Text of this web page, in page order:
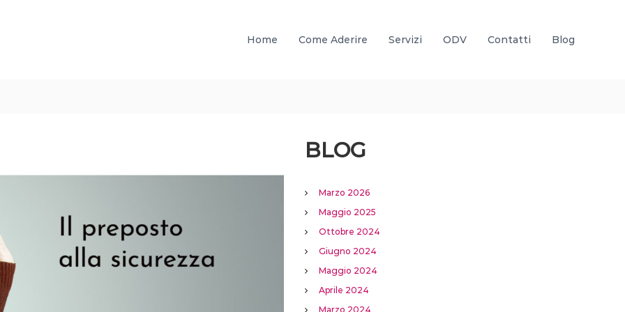
Home Come Aderire Servizi ODV Contatti Blog
BLOG
Marzo 2026
Maggio 2025
Ottobre 2024
Giugno 2024
Maggio 2024
Aprile 2024
Marzo 2024